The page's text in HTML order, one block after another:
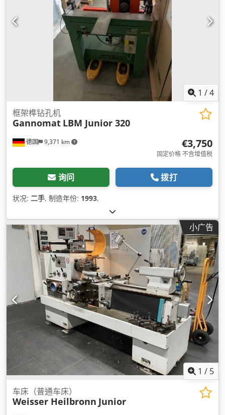
1 /4
德国 9,371 km
框架榫钻孔机
Gannomat LBM Junior 320
€3,750
固定价格 不含增值税
询问 拨打
状况: 二手, 制造年份: 1993,
小广告
1 / 5
车床（普通车床）
Weisser Heilbronn Junior